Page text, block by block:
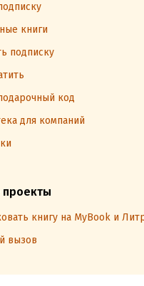
книги
подписку
код
для компаний
проекты
книгу на MyBook и
вызов